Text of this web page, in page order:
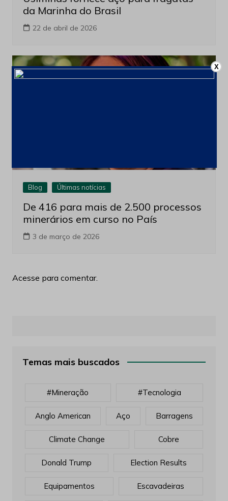
da Marinha do Brasil
22 de abril de 2026
Blog Últimas notícias
De 416 para mais de 2.500 processos
minerários em curso no País
3 de março de 2026
Acesse para comentar.
Temas mais buscados
#mineração #tecnologia
Anglo American Aço Barragens
Climate Change Cobre
Donald Trump Election Results
Equipamentos Escavadeiras
X